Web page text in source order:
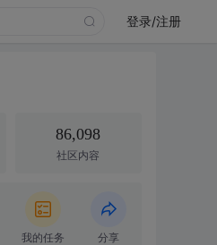
登录/注册
86,098
社区内容
我的任务 分享